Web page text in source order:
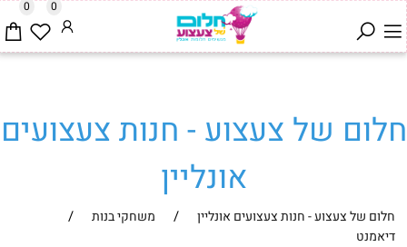
0 0
חלום של צעצוע - חנות צעצועים
אונליין
חלום של צעצוע - חנות צעצועים אונליין / משחקי בנות /
דיאמנט